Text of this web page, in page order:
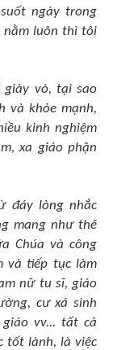
ngày trong
nằm luôn thì tôi
giày vò, tại sao
và khỏe mạnh,
kinh nghiệm
xa giáo phận
đáy lòng nhắc
mang như thế
Chúa và công
và tiếp tục làm
nữ tu sĩ, giáo
cư xá sinh
vv... tất cả
tốt lành, là việc